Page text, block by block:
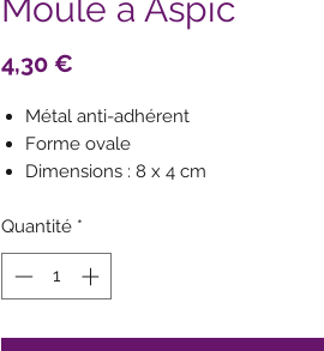
Moule à Aspic
4,30 €
Métal anti-adhérent
Forme ovale
Dimensions : 8 x 4 cm
gelée, aspics de légumes, terrines ou
mousses
Quantité *